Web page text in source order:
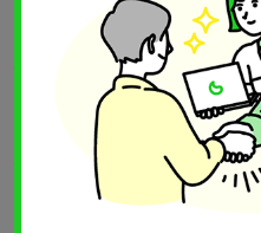
・必要書類とポートフ
WEB業界に限らず、転職の
必須です。また、クリエイタ
なポイントになってきます。
の制作実績をまとめたもので
を与えます。過去の制作物や